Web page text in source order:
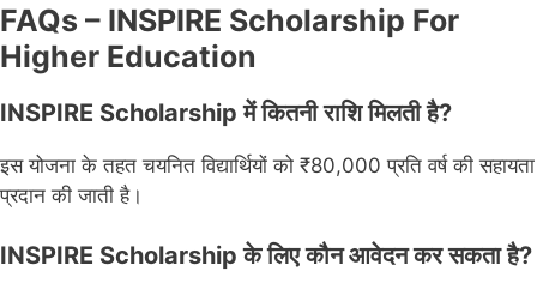
FAQs – INSPIRE Scholarship For
Higher Education
INSPIRE Scholarship में कितनी राशि मिलती है?
इस योजना के तहत चयनित विद्यार्थियों को ₹80,000 प्रति वर्ष की सहायता
प्रदान की जाती है।
INSPIRE Scholarship के लिए कौन आवेदन कर सकता है?